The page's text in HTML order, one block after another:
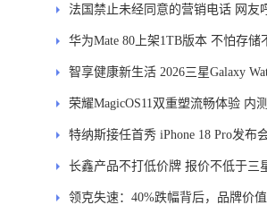
能迎来哪些升级？
法国禁止未经同意的营销电话 网友
进
华为Mate 80上架1TB版本 不怕存储
智享健康新生活 2026三星Galaxy
式开售
荣耀MagicOS11双重塑流畅体验 内
特纳斯接任首秀 iPhone 18 Pro发布
长鑫产品不打低价牌 报价不低于三
士
领克失速：40%跌幅背后，品牌价